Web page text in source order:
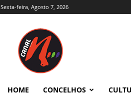
Sexta-feira, Agosto 7, 2026
Trás-
HOME CONCELHOS